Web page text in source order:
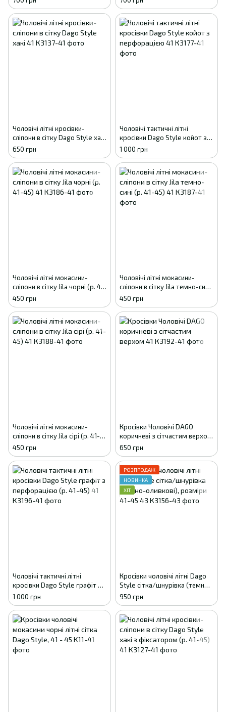
27см
Чоловічі літні кросівки-
сліпони в сітку Dago Style хакі
41
650 грн
Чоловічі тактичні літні
кросівки Dago Style койот з
перфорацією 41
1 000 грн
Чоловічі літні мокасини-
сліпони в сітку Jila чорні (р. 41-
45) 41
450 грн
Чоловічі літні мокасини-
сліпони в сітку Jila темно-сині
(р. 41-45) 41
450 грн
Чоловічі літні мокасини-
сліпони в сітку Jila сірі (р. 41-
45) 41
450 грн
Кросівки Чоловічі DAGO
коричневі з сітчастим верхом
41
650 грн
Чоловічі тактичні літні
кросівки Dago Style графіт з
перфорацією (р. 41-45) 41
1 000 грн
РОЗПРОДАЖ
НОВИНКА
ХІТ
Кросівки чоловічі літні Dago
Style сітка/шнурівка (темно-
оливкові), розміри 41-45 43
950 грн